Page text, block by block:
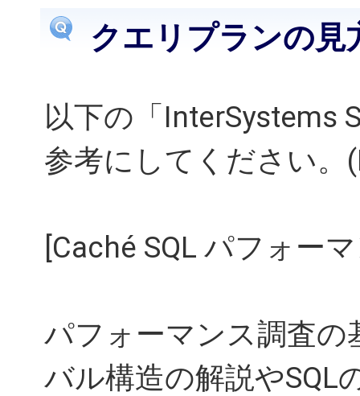
クエリプランの
以下の「InterSystems
参考にしてください。
[Caché SQL パフォー
パフォーマンス調査の
バル構造の解説やSQL